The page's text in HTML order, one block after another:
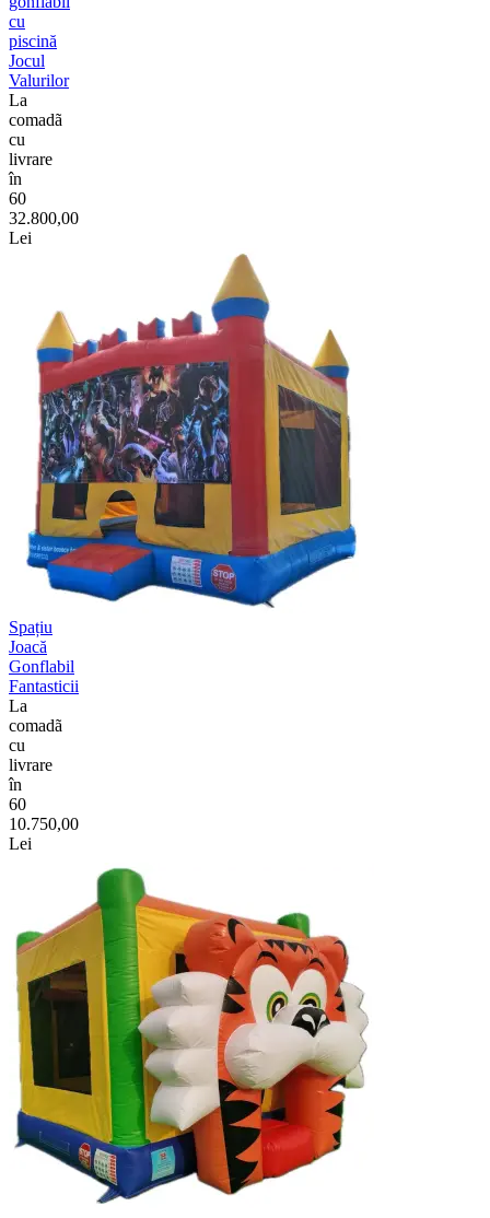
cu
piscină
Jocul
Valurilor
La
comadã
cu
livrare
în
60
32.800,00
Lei
Spațiu
Joacă
Gonflabil
Fantasticii
La
comadã
cu
livrare
în
60
10.750,00
Lei